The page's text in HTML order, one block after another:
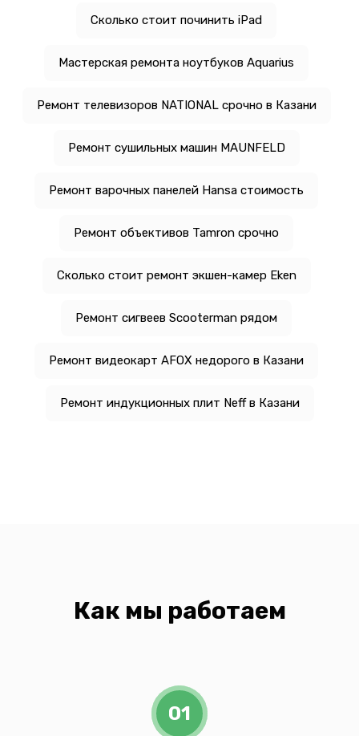
Сколько стоит починить iPad
Мастерская ремонта ноутбуков Aquarius
Ремонт телевизоров NATIONAL срочно в Казани
Ремонт сушильных машин MAUNFELD
Ремонт варочных панелей Hansa стоимость
Ремонт объективов Tamron срочно
Сколько стоит ремонт экшен-камер Eken
Ремонт сигвеев Scooterman рядом
Ремонт видеокарт AFOX недорого в Казани
Ремонт индукционных плит Neff в Казани
Как мы работаем
01